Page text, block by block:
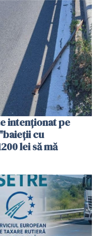
intenționat pe
cu
lei să mă